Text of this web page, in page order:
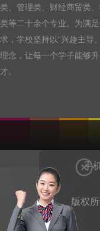
类、管理类、财经商贸类
类等二十余个专业。为满
求，学校坚持以“兴趣主导
理念，让每一个学子能够
才。
手
版权